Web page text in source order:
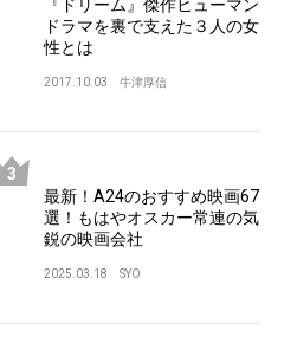
『ドリーム』傑作ヒューマン
ドラマを裏で支えた３人の女
性とは
2017.10.03 牛津厚信
最新！A24のおすすめ映画67
選！もはやオスカー常連の気
鋭の映画会社
2025.03.18 SYO